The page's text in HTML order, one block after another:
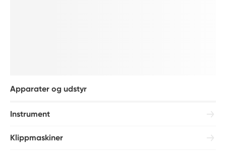
Apparater og udstyr
Instrument
Klippmaskiner